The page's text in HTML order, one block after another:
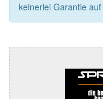
keinerlei Garantie